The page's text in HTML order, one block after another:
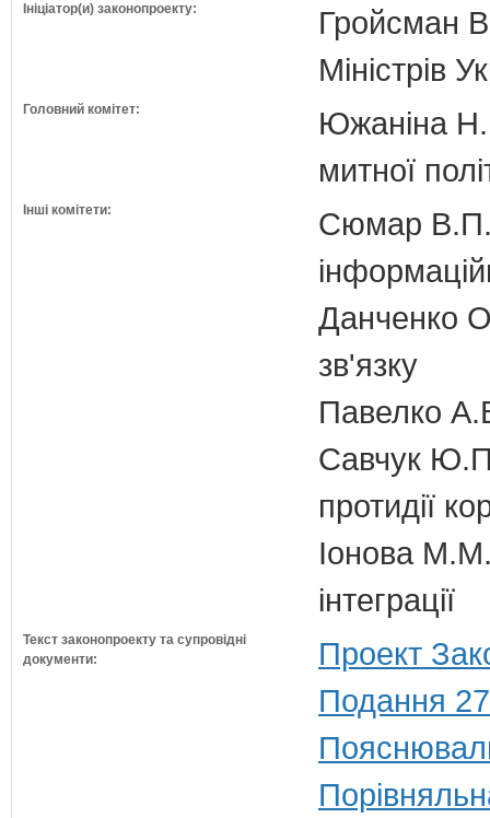
Ініціатор(и) законопроекту:
Гройсман
Міністрів
Головний комітет:
Южаніна
митної
Інші комітети:
Сюмар В.П.
Данченко
зв'язку
Павелко
Савчук Ю.П.
протидії
Іонова М.М.
інтеграції
Текст законопроекту та супровідні
документи:
Проект
Подання